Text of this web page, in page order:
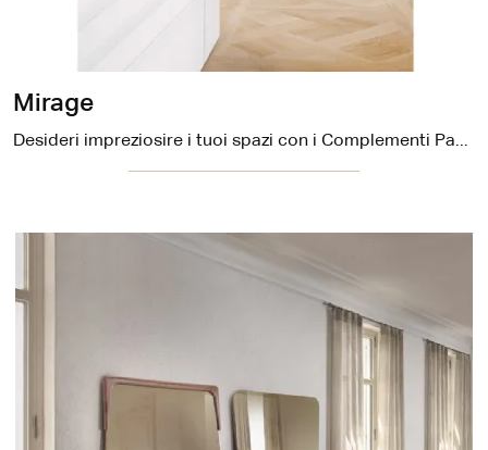
Mirage
Desideri impreziosire i tuoi spazi con i Complementi Pacini e Cappellini? Eccoti diversi modelli di specchi in legno come Mirage.